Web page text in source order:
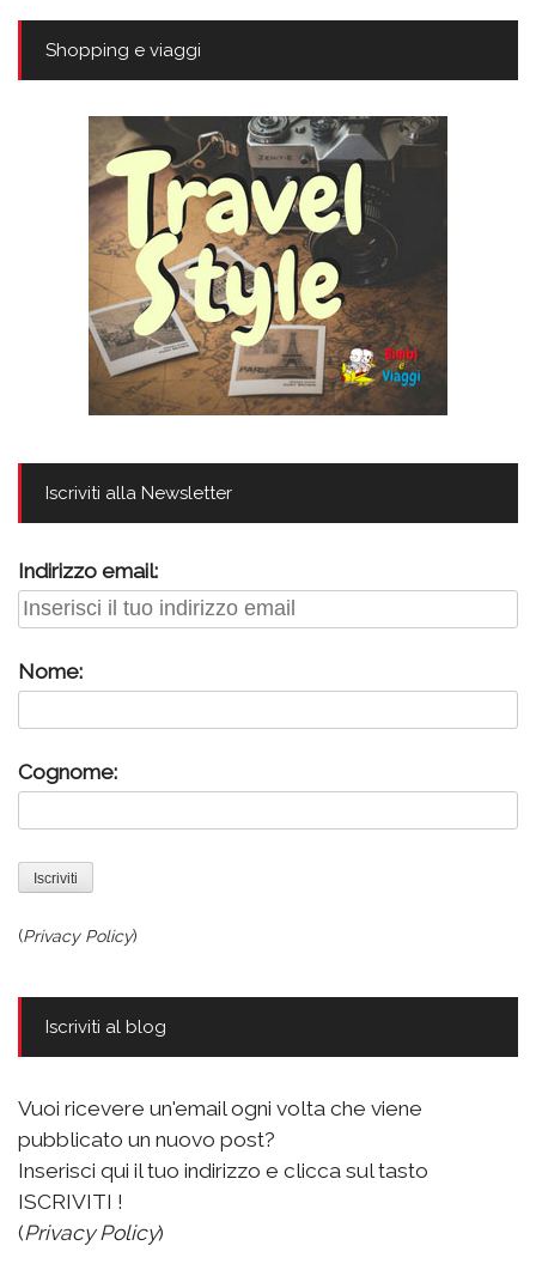
Shopping e viaggi
Iscriviti alla Newsletter
Indirizzo email:
Nome:
Cognome:
(Privacy Policy)
Iscriviti al blog
Vuoi ricevere un'email ogni volta che viene
pubblicato un nuovo post?
Inserisci qui il tuo indirizzo e clicca sul tasto
ISCRIVITI !
(Privacy Policy)